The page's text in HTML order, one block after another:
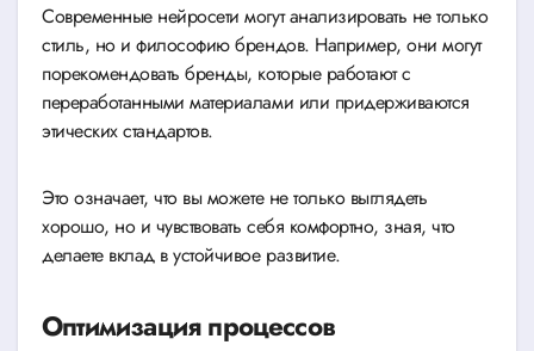
Современные нейросети могут анализировать не только
стиль, но и философию брендов. Например, они могут
порекомендовать бренды, которые работают с
переработанными материалами или придерживаются
этических стандартов.
Это означает, что вы можете не только выглядеть
хорошо, но и чувствовать себя комфортно, зная, что
делаете вклад в устойчивое развитие.
Оптимизация процессов